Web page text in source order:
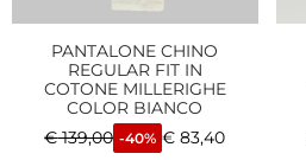
PANTALONE CHINO
REGULAR FIT IN
COTONE MILLERIGHE
COLOR BIANCO
€139,00 -40% € 83,40